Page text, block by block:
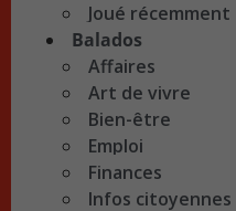
Joué récemment
Balados
Affaires
Art de vivre
Bien-être
Emploi
Finances
Infos citoyennes